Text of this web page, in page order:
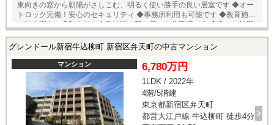
東向きの窓から朝陽がさしこむ、明るく使い勝手の良い居室です ◆オー
トロック完備！安心のセキュリティ ◆事務所利用も可能です ◆教育施設
が徒歩圏内に多数あり！文教地区の落ち着いた住環境です ◆春には神田
トアがあり、買い物も便利な好立地です ◎その他 事務所利用：可（要相
グレンドール新宿牛込柳町 新宿区弁天町の中古マンション
マンション 6,780万円
1LDK / 2022年
4階/5階建
東京都新宿区弁天町
都営大江戸線 牛込柳町 徒歩4分